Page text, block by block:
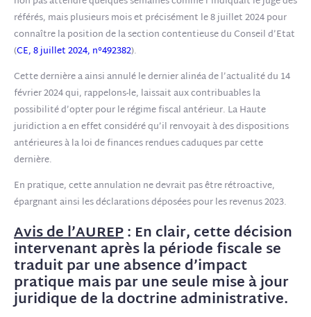
référés, mais plusieurs mois et précisément le 8 juillet 2024 pour
connaître la position de la section contentieuse du Conseil d’Etat
(CE, 8 juillet 2024, n°492382).
Cette dernière a ainsi annulé le dernier alinéa de l’actualité du 14
février 2024 qui, rappelons-le, laissait aux contribuables la
possibilité d’opter pour le régime fiscal antérieur. La Haute
juridiction a en effet considéré qu’il renvoyait à des dispositions
antérieures à la loi de finances rendues caduques par cette
dernière.
En pratique, cette annulation ne devrait pas être rétroactive,
épargnant ainsi les déclarations déposées pour les revenus 2023.
Avis de l’AUREP: En clair, cette décision
intervenant après la période fiscale se
traduit par une absence d’impact
pratique mais par une seule mise à jour
juridique de la doctrine administrative.